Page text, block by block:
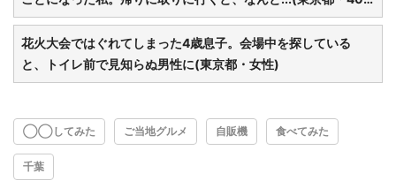
代女性)
花火大会ではぐれてしまった4歳息子。会場中を探している
と、トイレ前で見知らぬ男性に(東京都・女性)
◯◯してみた ご当地グルメ 自販機 食べてみた
千葉